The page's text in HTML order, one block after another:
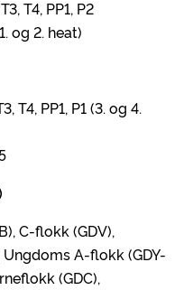
T4, PP1, P2
og 2. heat)
T4, PP1, P1 (3. og 4.
C-flokk (GDV),
A-flokk (GDY-
(GDC),